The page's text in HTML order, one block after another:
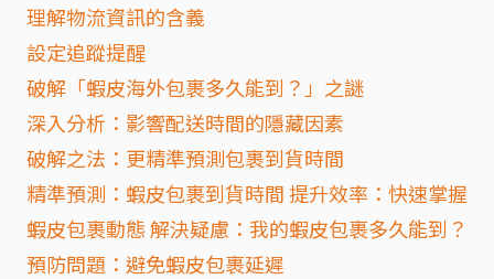
理解物流資訊的含義
設定追蹤提醒
破解「蝦皮海外包裹多久能到？」之謎
深入分析：影響配送時間的隱藏因素
破解之法：更精準預測包裹到貨時間
精準預測：蝦皮包裹到貨時間 提升效率：快速掌握
蝦皮包裹動態 解決疑慮：我的蝦皮包裹多久能到？
預防問題：避免蝦皮包裹延遲